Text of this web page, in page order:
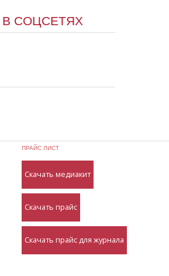
СОЦСЕТЯХ
ПРАЙС ЛИСТ
Скачать медиакит
Скачать прайс
Скачать прайс для журнала